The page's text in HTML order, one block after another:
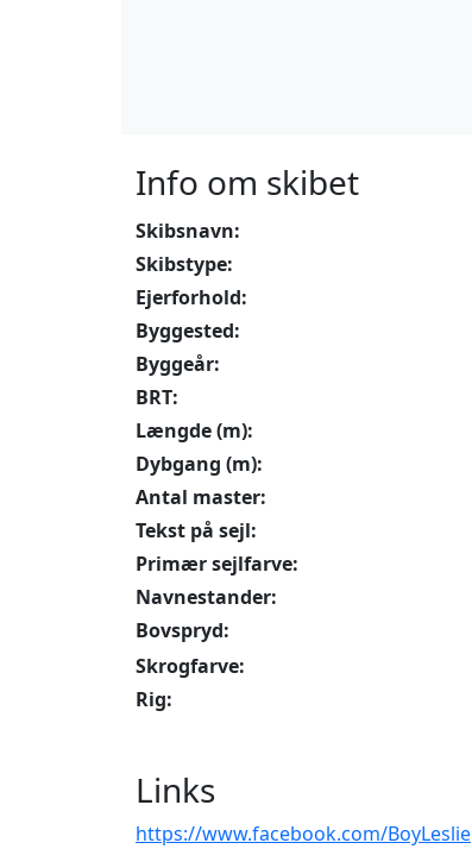
Info om skibet
Skibsnavn:
Skibstype:
Ejerforhold:
Byggested:
Byggeår:
BRT:
Længde (m):
Dybgang (m):
Antal master:
Tekst på sejl:
Primær sejlfarve:
Navnestander:
Bovspryd:
Skrogfarve:
Rig:
Links
https://www.facebook.com/BoyLeslie